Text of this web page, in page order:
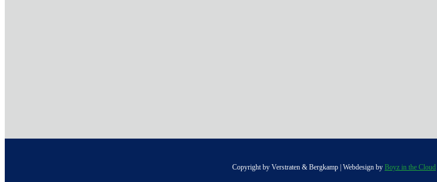
Copyright by Verstraten & Bergkamp | Webdesign by Boyz in the Cloud